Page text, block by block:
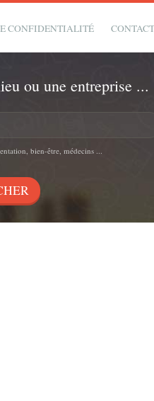
CONFIDENTIALITÉ
ou une entreprise ...
bien-être, médecins ...